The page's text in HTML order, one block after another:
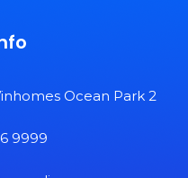
Ocean Park 2
9999